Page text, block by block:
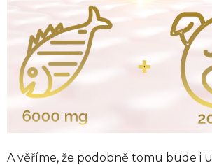
A věříme, že podobně tomu bude i u